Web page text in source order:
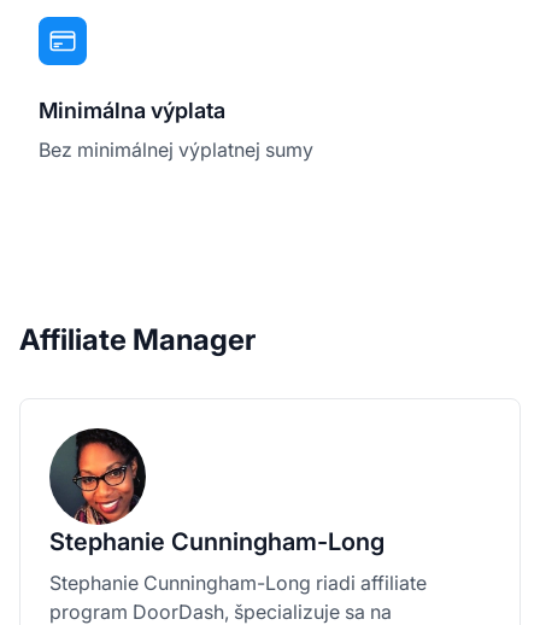
Minimálna výplata
Bez minimálnej výplatnej sumy
Affiliate Manager
Stephanie Cunningham-Long
Stephanie Cunningham-Long riadi affiliate
program DoorDash, špecializuje sa na